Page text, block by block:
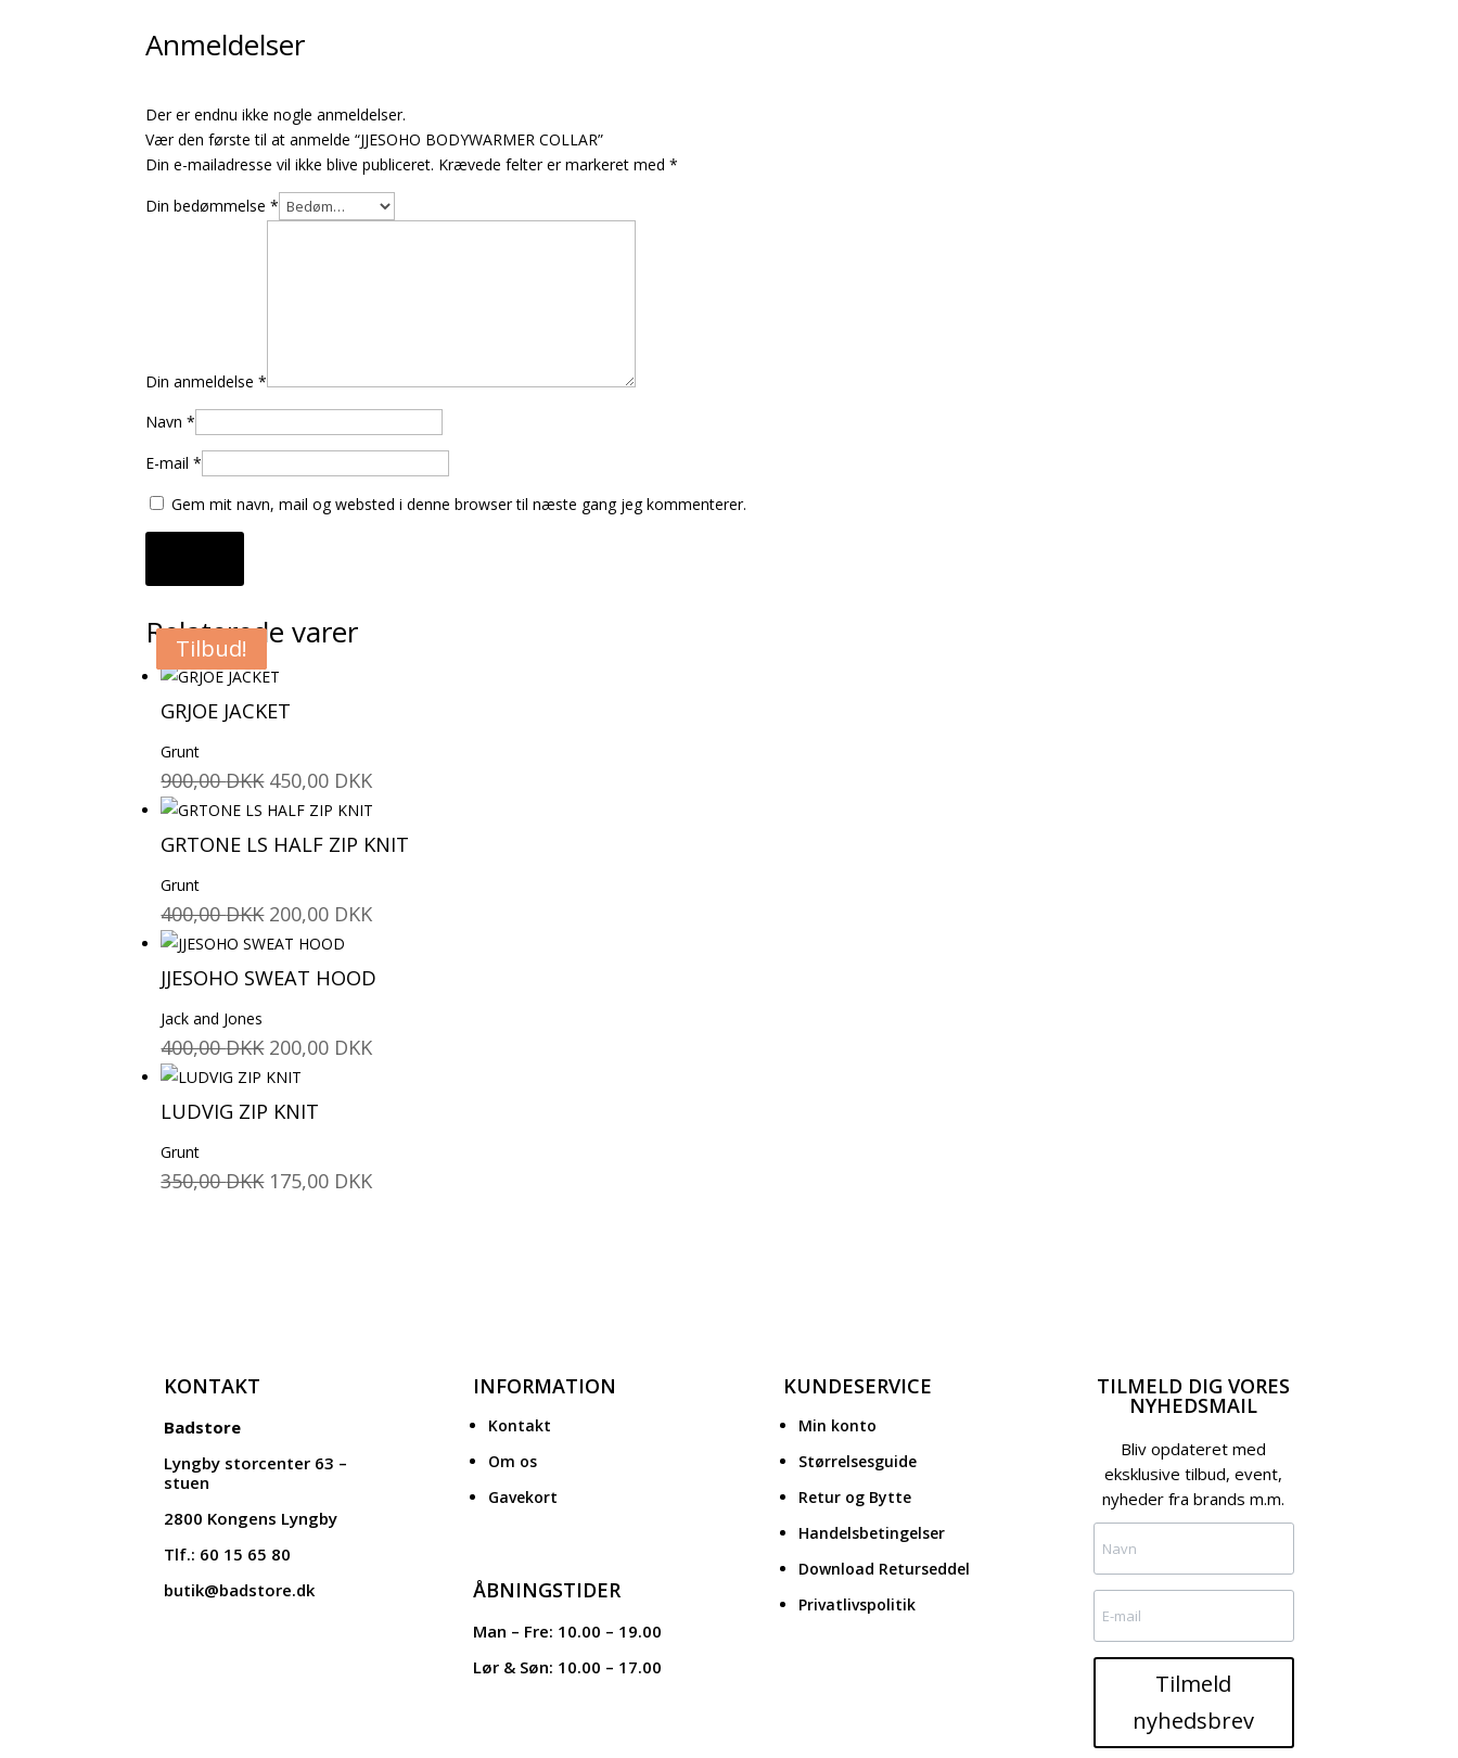
Anmeldelser
Der er endnu ikke nogle anmeldelser.
Vær den første til at anmelde “JJESOHO BODYWARMER COLLAR”
Din e-mailadresse vil ikke blive publiceret. Krævede felter er markeret med*
Din bedømmelse*
Din anmeldelse*
Navn*
E-mail*
Gem mit navn, mail og websted i denne browser til næste gang jeg kommenterer.
Relaterede varer
Tilbud!
GRJOE JACKET
Grunt
900,00DKK Den
oprindelige
pris
450,00 DKKDen
aktuelle
pris
Tilbud!
GRTONE LS HALF ZIP KNIT
Grunt
400,00DKK Den
oprindelige
pris
200,00 DKKDen
pris
Tilbud!
JJESOHO SWEAT HOOD
Jack and Jones
400,00DKK Den
oprindelige
pris
200,00 DKKDen
Tilbud!
LUDVIG ZIP KNIT
Grunt
350,00DKK Den
175,00 DKKDen
KONTAKT
Badstore
Lyngby storcenter 63 –
stuen
2800 Kongens Lyngby
Tlf.: 60 15 65 80
butik@badstore.dk
INFORMATION
Kontakt
Om os
Gavekort
ÅBNINGSTIDER
Man – Fre: 10.00 – 19.00
Lør & Søn: 10.00 – 17.00
KUNDESERVICE
Min konto
Størrelsesguide
Retur og Bytte
Handelsbetingelser
Download Returseddel
Privatlivspolitik
TILMELD DIG VORES
NYHEDSMAIL
Bliv opdateret med
eksklusive tilbud, event,
nyheder fra brands m.m.
Tilmeld
nyhedsbrev